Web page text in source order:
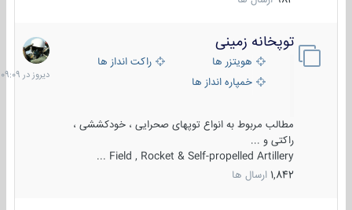
توپخانه زمینی
هویتزر ها
راکت انداز ها
خمپاره انداز ها
مطالب مربوط به انواع توپهای صحرایی ، خودکششی ،
راکتی و ...
Field , Rocket & Self-propelled Artillery ...
1,842 ارسال ها
دیروز
در
09:09